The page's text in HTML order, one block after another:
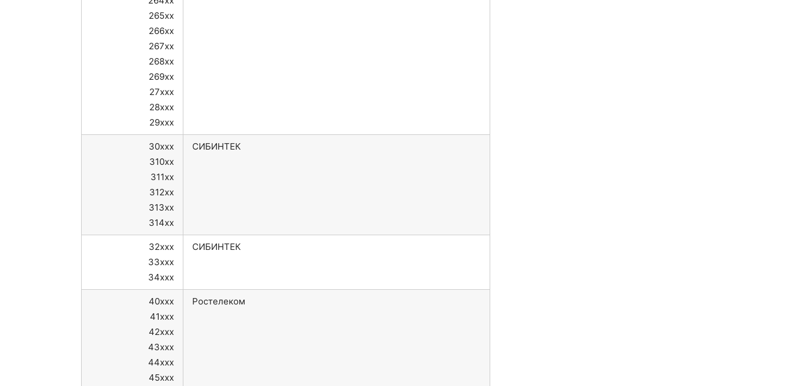
265xx
266xx
267xx
268xx
269xx
27xxx
28xxx
29xxx
30xxx
310xx
311xx
312xx
313xx
314xx
СИБИНТЕК
32xxx
33xxx
34xxx
СИБИНТЕК
40xxx
41xxx
42xxx
43xxx
44xxx
45xxx
Ростелеком